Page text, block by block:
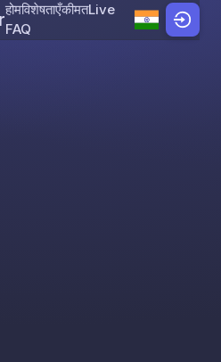
Skip to content
होमविशेषताएँकीमतLive
FAQ